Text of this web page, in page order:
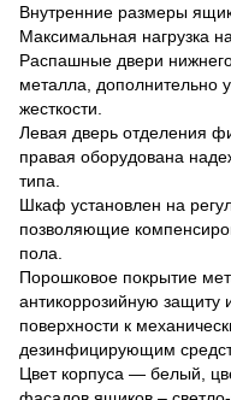
Внутренние размеры
Максимальная нагрузка
Распашные двери
металла, дополнительно
жесткости.
Левая дверь отделения
правая оборудована
типа.
Шкаф установлен на
позволяющие
пола.
Порошковое покрытие
антикоррозийную защиту
поверхности к
дезинфицирующим
Цвет корпуса — белый,